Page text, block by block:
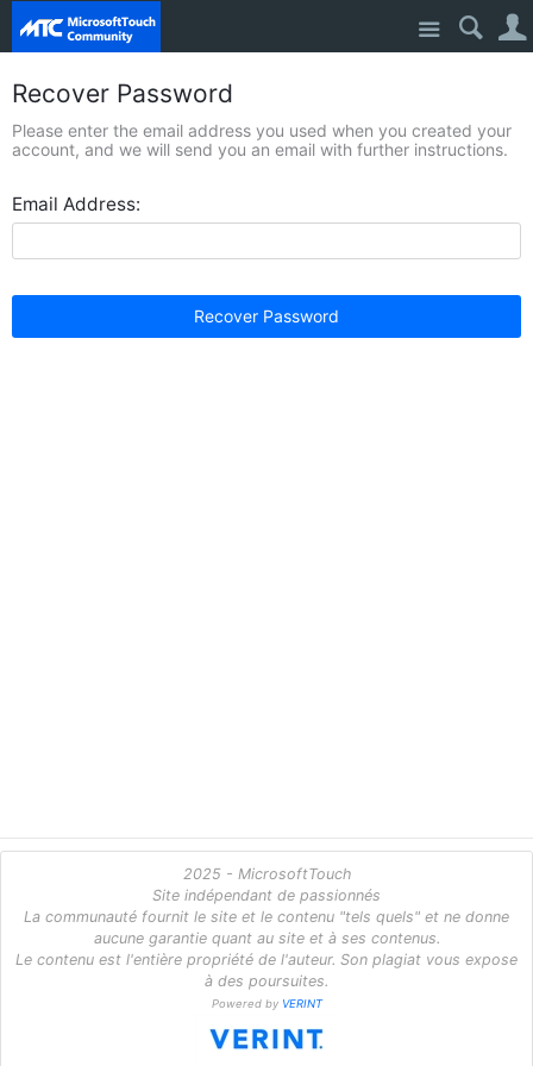
Site
Recover Password
Please enter the email address you used when you created your
account, and we will send you an email with further instructions.
Email Address:
Recover Password
2025 - MicrosoftTouch
Site indépendant de passionnés
La communauté fournit le site et le contenu "tels quels" et ne donne
aucune garantie quant au site et à ses contenus.
Le contenu est l'entière propriété de l'auteur. Son plagiat vous expose
à des poursuites.
Powered by VERINT